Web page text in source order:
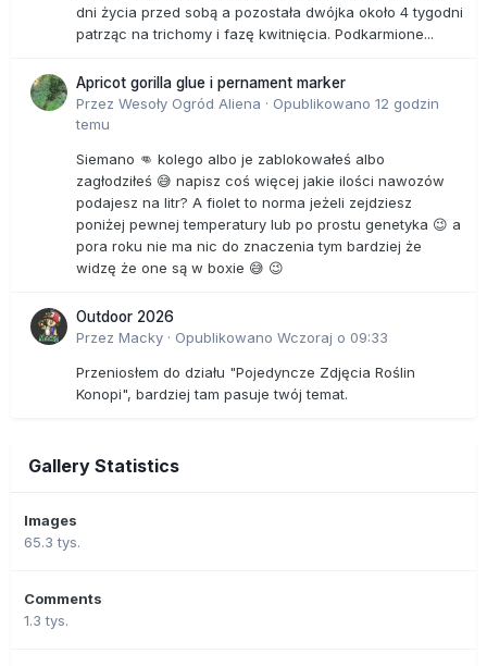
dni życia przed sobą a pozostała dwójka około 4 tygodni
patrząc na trichomy i fazę kwitnięcia. Podkarmione...
Apricot gorilla glue i pernament marker
Przez Wesoły Ogród Aliena · Opublikowano 12 godzin
temu
Siemano 👊 kolego albo je zablokowałeś albo
zagłodziłeś 😅 napisz coś więcej jakie ilości nawozów
podajesz na litr? A fiolet to norma jeżeli zejdziesz
poniżej pewnej temperatury lub po prostu genetyka 😉 a
pora roku nie ma nic do znaczenia tym bardziej że
widzę że one są w boxie 😅 😉
Outdoor 2026
Przez Macky · Opublikowano Wczoraj o 09:33
Przeniosłem do działu "Pojedyncze Zdjęcia Roślin
Konopi", bardziej tam pasuje twój temat.
Gallery Statistics
Images
65.3 tys.
Comments
1.3 tys.